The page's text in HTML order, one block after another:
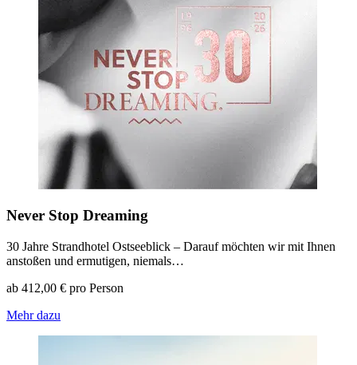
Never Stop Dreaming
30 Jahre Strandhotel Ostseeblick – Darauf möchten wir mit Ihnen
anstoßen und ermutigen, niemals…
ab 412,00 € pro Person
Mehr dazu